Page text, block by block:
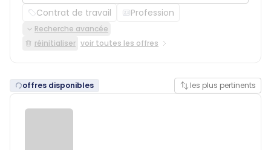
Contrat de travail Profession
Recherche avancée
réinitialiser voir toutes les offres
offres disponibles les plus pertinents